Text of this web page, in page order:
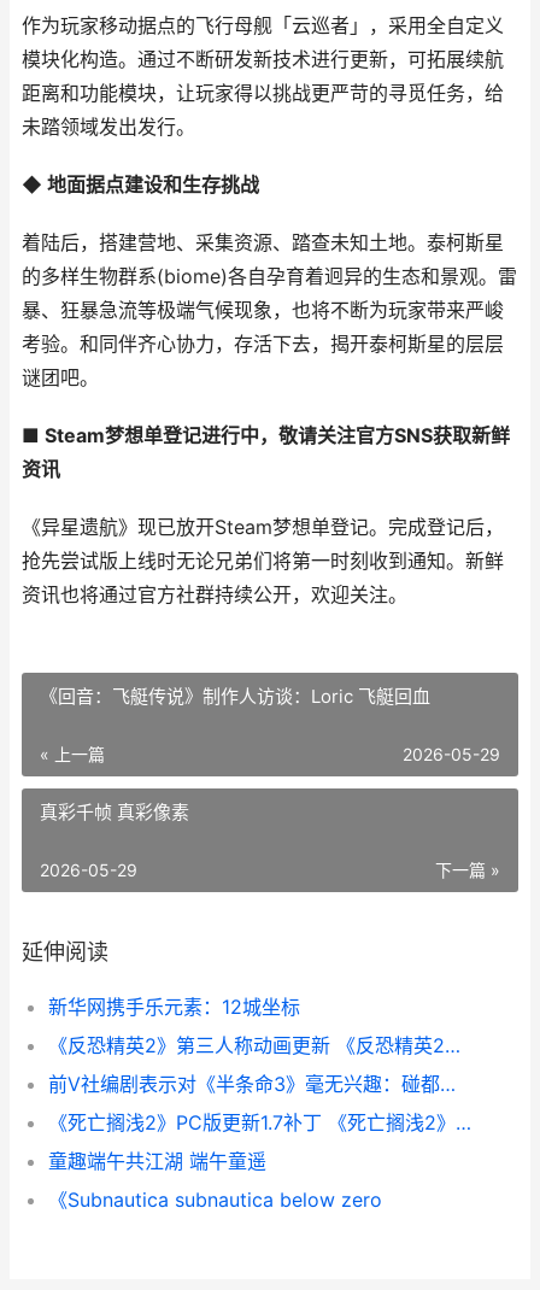
作为玩家移动据点的飞行母舰「云巡者」，采用全自定义
模块化构造。通过不断研发新技术进行更新，可拓展续航
距离和功能模块，让玩家得以挑战更严苛的寻觅任务，给
未踏领域发出发行。
◆ 地面据点建设和生存挑战
着陆后，搭建营地、采集资源、踏查未知土地。泰柯斯星
的多样生物群系(biome)各自孕育着迥异的生态和景观。雷
暴、狂暴急流等极端气候现象，也将不断为玩家带来严峻
考验。和同伴齐心协力，存活下去，揭开泰柯斯星的层层
谜团吧。
■ Steam梦想单登记进行中，敬请关注官方SNS获取新鲜
资讯
《异星遗航》现已放开Steam梦想单登记。完成登记后，
抢先尝试版上线时无论兄弟们将第一时刻收到通知。新鲜
资讯也将通过官方社群持续公开，欢迎关注。
《回音：飞艇传说》制作人访谈：Loric 飞艇回血
« 上一篇 2026-05-29
真彩千帧 真彩像素
下一篇 »
2026-05-29
延伸阅读
新华网携手乐元素：12城坐标
《反恐精英2》第三人称动画更新 《反恐精英2》直接安装游戏
前V社编剧表示对《半条命3》毫无兴趣：碰都不想碰
《死亡搁浅2》PC版更新1.7补丁 《死亡搁浅2》PC修改器
童趣端午共江湖 端午童遥
《Subnautica subnautica below zero